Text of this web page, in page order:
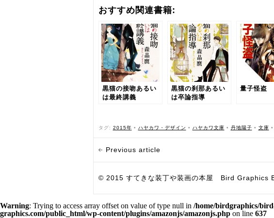
おすすめ関連書籍:
黒猫の接吻あるい
は最終講義
黒猫の刹那あるい
は卒論指導
量子怪盗
タグ: 2015年 • ハヤカワ・デザイン • ハヤカワ文庫 • 丹地陽子 • 文庫 •
Previous article
© 2015 すてきな装丁や装画の本屋 Bird
Warning: Trying to access array offset on value of type null in /home/birdgraphics/
graphics.com/public_html/wp-content/plugins/amazonjs/amazonjs.php on line 637